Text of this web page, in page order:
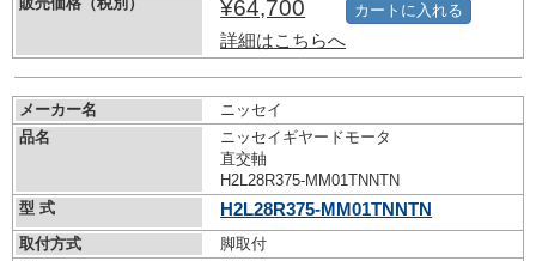
¥64,700
詳細はこちらへ
カートに入れる
メーカー名
ニッセイ
品名
ニッセイギヤードモータ
直交軸
H2L28R375-MM01TNNTN
型 式
H2L28R375-MM01TNNTN
取付方式
脚取付